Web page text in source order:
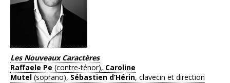
Les Nouveaux Caractères
Raffaele Pe (contre-ténor), Caroline
Mutel (soprano), Sébastien d’Hérin, clavecin et direction